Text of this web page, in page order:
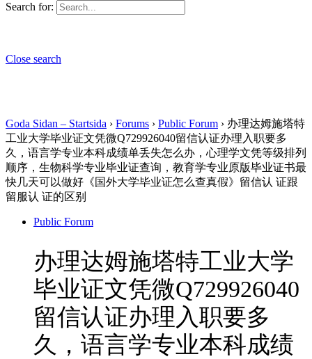
Search for:
Close search
Goda Sidan – Startsida › Forums › Public Forum › 办理达姆施塔特
工业大学毕业证文凭微Q729926040留信认证办理入职要多
久，语言学专业本科成绩单丢失怎么办，心理学文凭等级排列
顺序，生物科学专业毕业证查询，教育学专业原版毕业证书最
快几天可以做好《国外大学毕业证怎么查真假》留信认 证跟
留服认 证的区别
Public Forum
办理达姆施塔特工业大学
毕业证文凭微Q729926040
留信认证办理入职要多
久，语言学专业本科成绩